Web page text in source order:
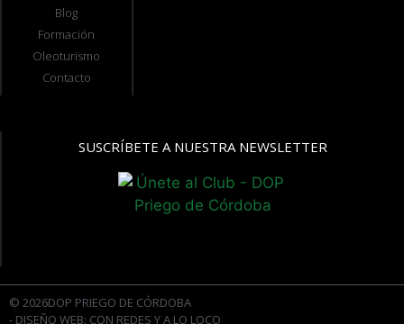
Blog
Formación
Oleoturismo
Contacto
SUSCRÍBETE A NUESTRA NEWSLETTER
© 2026DOP PRIEGO DE CÓRDOBA
- DISEÑO WEB: CON REDES Y A LO LOCO